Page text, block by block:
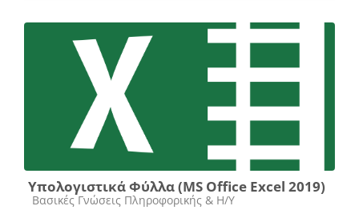
Υπολογιστικά Φύλλα (MS Office Excel 2019)
Course category
Βασικές Γνώσεις Πληροφορικής & Η/Υ